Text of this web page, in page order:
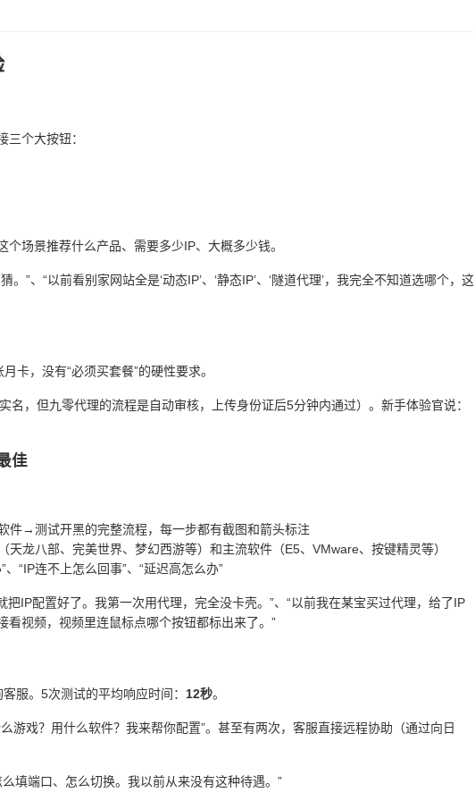
个大按钮：
场景推荐什么产品、需要多少IP、大概多少钱。
”、“以前看别家网站全是‘动态IP’、‘静态IP’、‘隧道代理’，我完全不知道选哪个，这
卡，没有“必须买套餐”的硬性要求。
，但九零代理的流程是自动审核，上传身份证后5分钟内通过）。新手体验官说：
佳
→测试开黑的完整流程，每一步都有截图和箭头标注
天龙八部、完美世界、梦幻西游等）和主流软件（E5、VMware、按键精灵等）
“IP连不上怎么回事”、“延迟高怎么办”
IP配置好了。我第一次用代理，完全没卡壳。”、“以前我在某宝买过代理，给了IP
视频，视频里连鼠标点哪个按钮都标出来了。”
服。5次测试的平均响应时间： 12秒。
游戏？用什么软件？我来帮你配置”。甚至有两次，客服直接远程协助（通过向日
填端口、怎么切换。我以前从来没有这种待遇。”